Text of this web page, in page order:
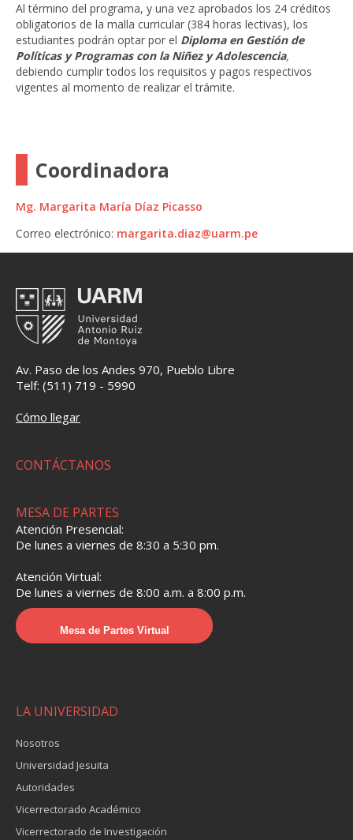
Al término del programa, y una vez aprobados los 24 créditos
obligatorios de la malla curricular (384 horas lectivas), los
estudiantes podrán optar por el Diploma en Gestión de
Políticas y Programas con la Niñez y Adolescencia,
debiendo cumplir todos los requisitos y pagos respectivos
vigentes al momento de realizar el trámite.
Coordinadora
Mg. Margarita María Díaz Picasso
Correo electrónico: margarita.diaz@uarm.pe
Av. Paso de los Andes 970, Pueblo Libre
Telf: (511) 719 - 5990
Cómo llegar
CONTÁCTANOS
MESA DE PARTES
Atención Presencial:
De lunes a viernes de 8:30 a 5:30 pm.
Atención Virtual:
De lunes a viernes de 8:00 a.m. a 8:00 p.m.
Mesa de Partes Virtual
LA UNIVERSIDAD
Nosotros
Universidad Jesuita
Autoridades
Vicerrectorado Académico
Vicerrectorado de Investigación